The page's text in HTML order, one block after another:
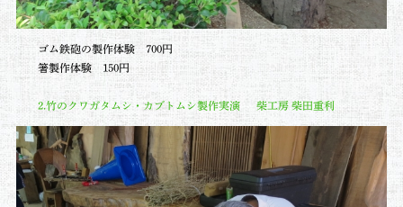
ゴム鉄砲の製作体験 700円
箸製作体験 150円
2.竹のクワガタムシ・カブトムシ製作実演 柴工房 柴田重利